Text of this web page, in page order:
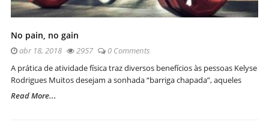
No pain, no gain
abr 18, 2018 2957
0 Comments
A prática de atividade física traz diversos benefícios às pessoas Kelyse
Rodrigues Muitos desejam a sonhada “barriga chapada”, aqueles
Read More...